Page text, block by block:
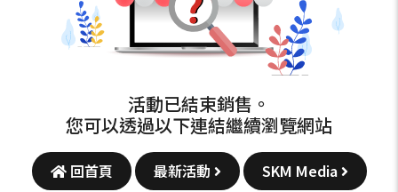
活動已結束銷售。
您可以透過以下連結繼續瀏覽網站
回首頁 最新活動 SKM Media